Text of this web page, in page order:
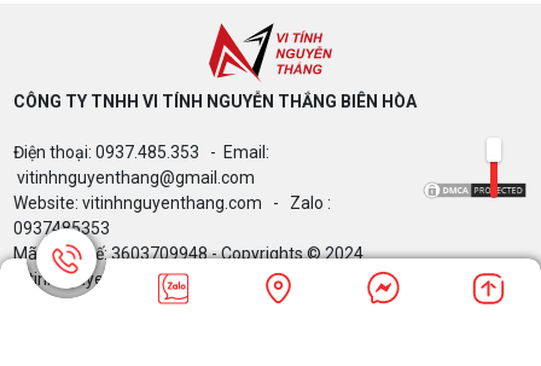
CÔNG TY TNHH VI TÍNH NGUYỄN THẮNG BIÊN HÒA​
Điện thoại: 0937.485.353 - Email:
vitinhnguyenthang@gmail.com
Website: vitinhnguyenthang.com - Zalo :
0937485353
Mã Số Thuế: 3603709948 - Copyrights © 2024
Vitinhnguyenthang.com. All Rights Reserved